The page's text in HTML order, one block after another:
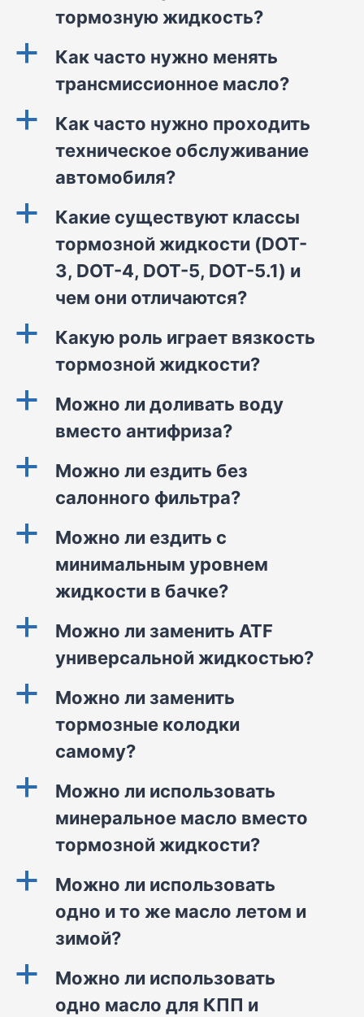
тормозную жидкость?
a
Как часто нужно менять
трансмиссионное масло?
a
Как часто нужно проходить
техническое обслуживание
автомобиля?
a
Какие существуют классы
тормозной жидкости (DOT-
3, DOT-4, DOT-5, DOT-5.1) и
чем они отличаются?
a
Какую роль играет вязкость
тормозной жидкости?
a
Можно ли доливать воду
вместо антифриза?
a
Можно ли ездить без
салонного фильтра?
a
Можно ли ездить с
минимальным уровнем
жидкости в бачке?
a
Можно ли заменить ATF
универсальной жидкостью?
a
Можно ли заменить
тормозные колодки
самому?
a
Можно ли использовать
минеральное масло вместо
тормозной жидкости?
a
Можно ли использовать
одно и то же масло летом и
зимой?
a
Можно ли использовать
одно масло для КПП и